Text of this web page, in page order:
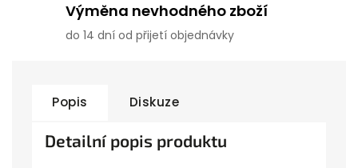
Výměna nevhodného zboží
do 14 dní od přijetí objednávky
Popis Diskuze
Detailní popis produktu